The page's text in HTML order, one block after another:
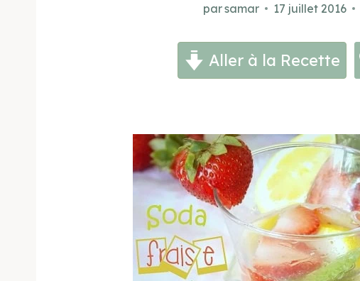
parsamar 17 juillet 2016
Aller à la Recette